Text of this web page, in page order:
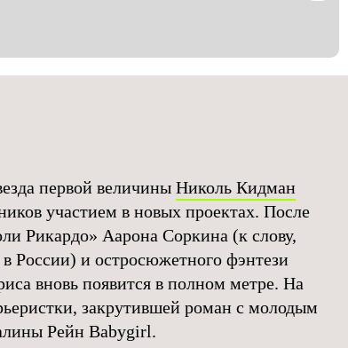
первой величины Николь Кидман
участием в новых проектах. После
Рикардо» Аарона Соркина (к слову,
России) и остросюжетного фэнтези
вновь появится в полном метре. На
закрутившей роман с молодым
Рейн Babygirl.